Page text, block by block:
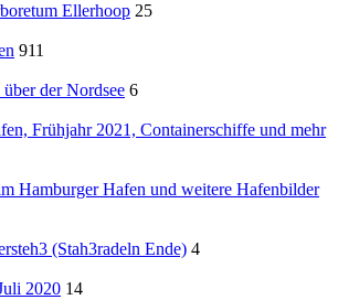
Ellerhoop 25
911
der Nordsee 6
Frühjahr 2021, Containerschiffe und mehr
Hamburger Hafen und weitere Hafenbilder
(Stah3radeln Ende) 4
2020 14